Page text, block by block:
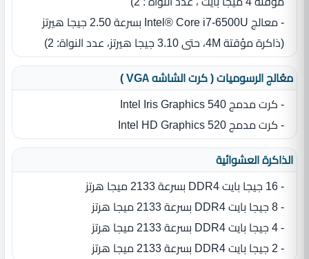
- معالج Intel® Core i7‎-6500U بسرعة 2.50 جيجا هيرتز
‏(‏ذاكرة مؤقتة 4M، حتى 3.10 جيجا هيرتز، عدد النواة‏:‏ 2‏)‏
معُالج الرسوميات ( كرت الشاشه VGA )
- كرت مدمج Intel Iris Graphics 540
- كرت مدمج Intel HD Graphics 520
الذاكرة العشوائية
- 16 جيجا بايت DDR4 بسرعة 2133 ميجا هرتز
- 8 جيجا بايت DDR4 بسرعة 2133 ميجا هرتز
- 4 جيجا بايت DDR4 بسرعة 2133 ميجا هرتز
- 2 جيجا بايت DDR4 بسرعة 2133 ميجا هرتز